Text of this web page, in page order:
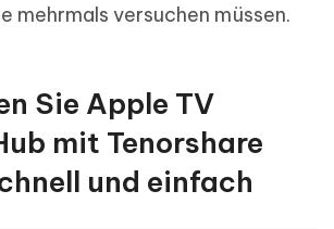
mehrmals versuchen müssen.
Sie Apple TV
mit Tenorshare
und einfach